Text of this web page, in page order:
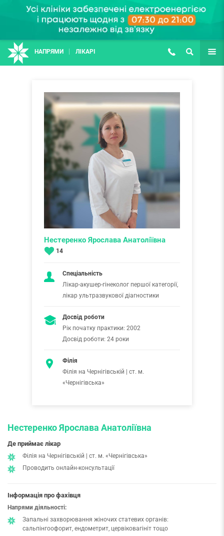
НАПРЯМИ ЛІКАРІ (067) 127-03-03
ПОШУК ЩЕ
Нестеренко Ярослава Анатоліївна
14
Спеціальність
Лікар-акушер-гінеколог першої категорії,
лікар ультразвукової діагностики
Досвід роботи
Рік початку практики: 2002
Досвід роботи: 24 роки
Філія
Філія на Чернігівській | ст. м.
«Чернігівська»
Нестеренко Ярослава Анатоліївна
Де приймає лікар
Філія на Чернігівській | ст. м. «Чернігівська»
Проводить онлайн-консультації
Інформація про фахівця
Напрями діяльності:
Запальні захворювання жіночих статевих органів:
сальпінгоофорит, ендометрит, цервіковагініт тощо